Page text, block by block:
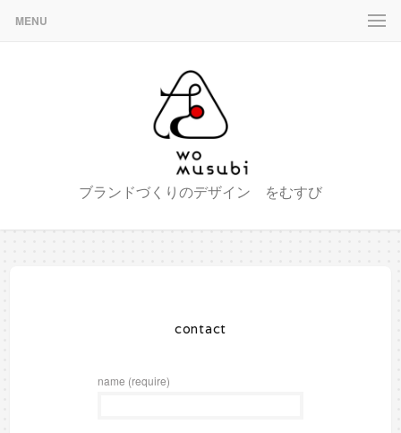
MENU
ブランドづくりのデザイン をむすび
contact
name (require)